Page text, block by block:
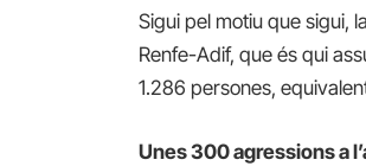
Sigui pel motiu que sigui,
Renfe-Adif, que és qui
1.286 persones,
Unes 300 agressions a